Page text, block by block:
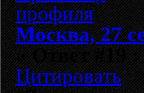
Москва, 27
«Ответ #19 :
Цитировать